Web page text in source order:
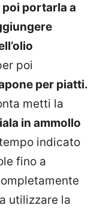
poi portarla a
poi
per piatti.
metti la
in ammollo
indicato
fino a
utilizzare la